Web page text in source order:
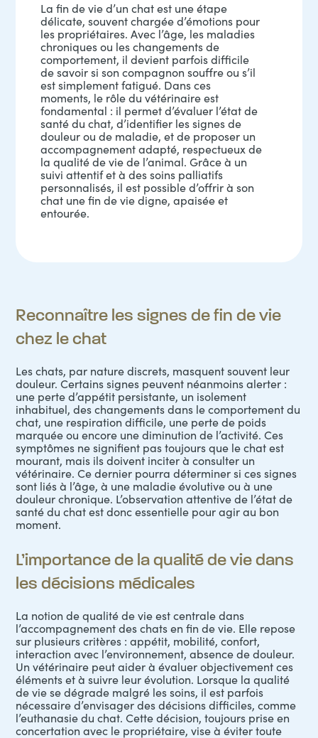
La fin de vie d’un chat est une étape
délicate, souvent chargée d’émotions pour
les propriétaires. Avec l’âge, les maladies
chroniques ou les changements de
comportement, il devient parfois difficile
de savoir si son compagnon souffre ou s’il
est simplement fatigué. Dans ces
moments, le rôle du vétérinaire est
fondamental : il permet d’évaluer l’état de
santé du chat, d’identifier les signes de
douleur ou de maladie, et de proposer un
accompagnement adapté, respectueux de
la qualité de vie de l’animal. Grâce à un
suivi attentif et à des soins palliatifs
personnalisés, il est possible d’offrir à son
chat une fin de vie digne, apaisée et
entourée.
Reconnaître les signes de fin de vie
chez le chat
Les chats, par nature discrets, masquent souvent leur
douleur. Certains signes peuvent néanmoins alerter :
une perte d’appétit persistante, un isolement
inhabituel, des changements dans le comportement du
chat, une respiration difficile, une perte de poids
marquée ou encore une diminution de l’activité. Ces
symptômes ne signifient pas toujours que le chat est
mourant, mais ils doivent inciter à consulter un
vétérinaire. Ce dernier pourra déterminer si ces signes
sont liés à l’âge, à une maladie évolutive ou à une
douleur chronique. L’observation attentive de l’état de
santé du chat est donc essentielle pour agir au bon
moment.
L’importance de la qualité de vie dans
les décisions médicales
La notion de qualité de vie est centrale dans
l’accompagnement deschatsen fin de vie. Elle repose
sur plusieurs critères : appétit, mobilité, confort,
interaction avec l’environnement, absence de douleur.
Un vétérinaire peut aider à évaluer objectivement ces
éléments et à suivre leur évolution. Lorsque la qualité
de vie se dégrade malgré les soins, il est parfois
nécessaire d’envisager des décisions difficiles, comme
l’euthanasie du chat. Cette décision, toujours prise en
concertation avec le propriétaire, vise à éviter toute